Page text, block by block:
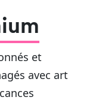
et
avec art